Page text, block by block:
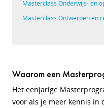
Masterclass Onderwijs- en
Masterclass Ontwerpen en
Waarom een
Het eenjarige
voor als je meer kennis in